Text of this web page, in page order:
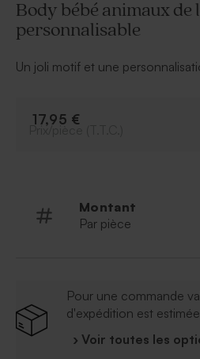
Body bébé animaux de
personnalisable
Un joli motif et une
À personnaliser
Couleur de la police
Matière : Tissu blanc
Lavable en machine à 40°
3 boutons pression à
17,95 €
Montant
Par pièce
Pour une commande
d'expédition est
› Voir toutes les